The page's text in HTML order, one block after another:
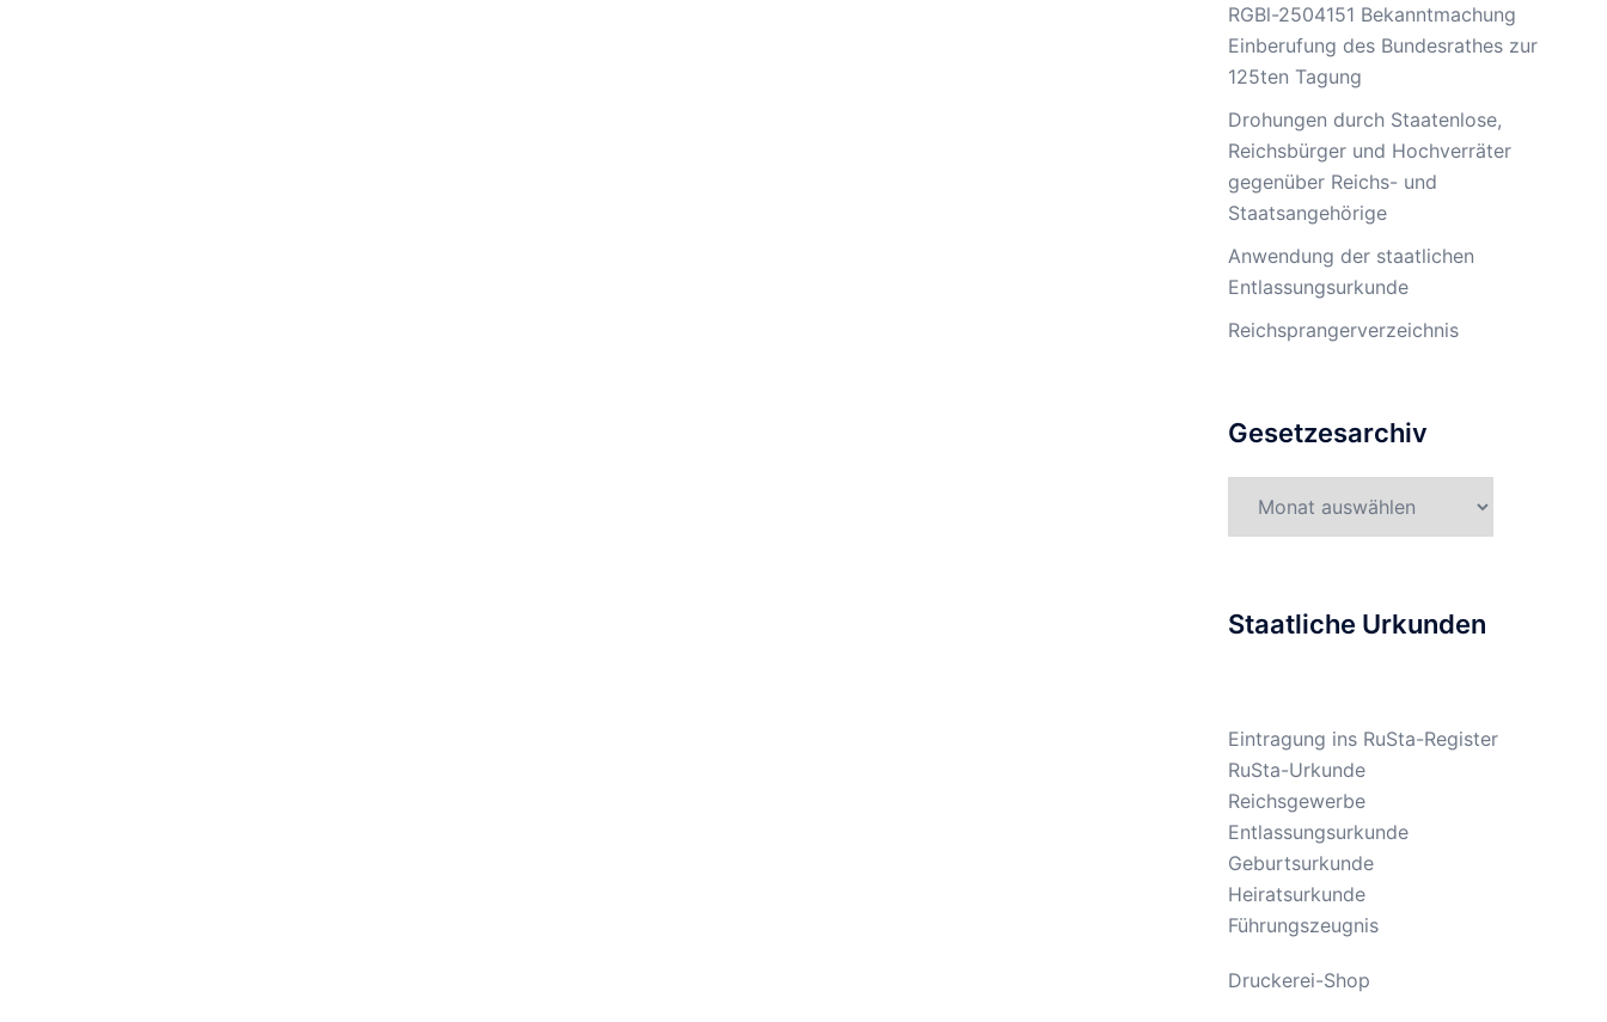
RGBl-2504151 Bekanntmachung
Einberufung des Bundesrathes zur
125ten Tagung
Drohungen durch Staatenlose,
Reichsbürger und Hochverräter
gegenüber Reichs- und
Staatsangehörige
Anwendung der staatlichen
Entlassungsurkunde
Reichsprangerverzeichnis
Gesetzesarchiv
Staatliche Urkunden
Eintragung ins RuSta-Register
RuSta-Urkunde
Reichsgewerbe
Entlassungsurkunde
Geburtsurkunde
Heiratsurkunde
Führungszeugnis
Druckerei-Shop